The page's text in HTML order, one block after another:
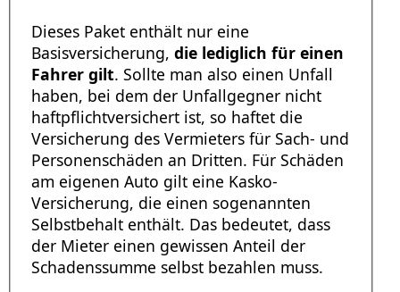
Dieses Paket enthält nur eine
Basisversicherung,die lediglich für einen
Fahrer gilt. Sollte man also einen Unfall
haben, bei dem der Unfallgegner nicht
haftpflichtversichert ist, so haftet die
Versicherung des Vermieters für Sach- und
Personenschäden an Dritten. Für Schäden
am eigenen Auto gilt eine Kasko-
Versicherung, die einen sogenannten
Selbstbehalt enthält. Das bedeutet, dass
der Mieter einen gewissen Anteil der
Schadenssumme selbst bezahlen muss.